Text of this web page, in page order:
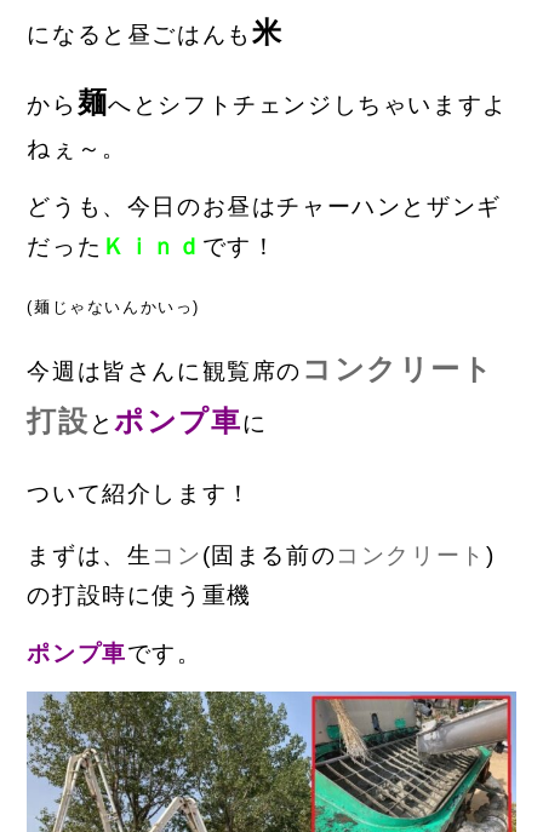
になると昼ごはんも 米
から 麺へとシフトチェンジしちゃいますよ
ねぇ～。
どうも、今日のお昼はチャーハンとザンギ
だった Ｋｉｎｄ です！
(麺じゃないんかいっ)
今週は皆さんに観覧席の コンクリート
打設 とポンプ車に
ついて紹介します！
まずは、生 コン(固まる前のコンクリート )
の打設時に使う重機
ポンプ車です。